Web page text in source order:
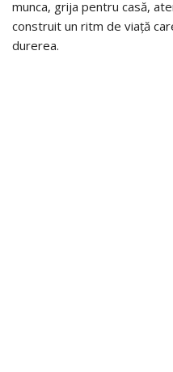
munca, grija pentru casă,
construit un ritm de viață
durerea.